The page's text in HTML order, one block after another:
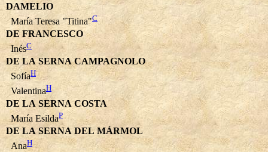
DAMELIO
María Teresa "Titina"C
DE FRANCESCO
InésC
DE LA SERNA CAMPAGNOLO
SofíaH
ValentinaH
DE LA SERNA COSTA
María EsildaP
DE LA SERNA DEL MÁRMOL
AnaH